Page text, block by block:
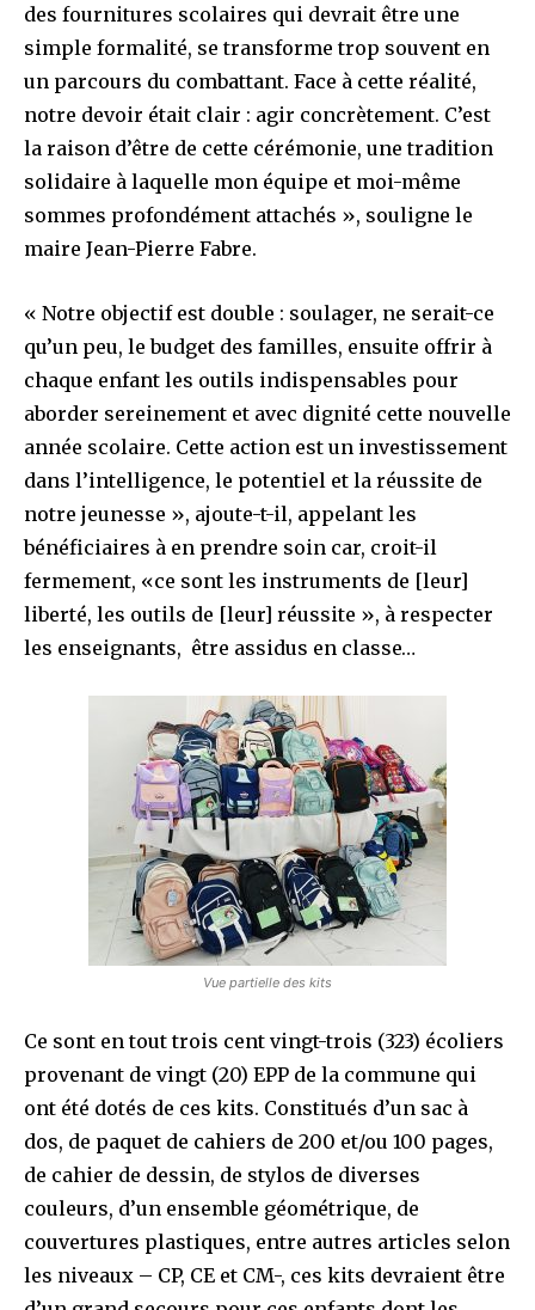
des fournitures scolaires qui devrait être une
simple formalité, se transforme trop souvent en
un parcours du combattant. Face à cette réalité,
notre devoir était clair : agir concrètement. C’est
la raison d’être de cette cérémonie, une tradition
solidaire à laquelle mon équipe et moi-même
sommes profondément attachés », souligne le
maire Jean-Pierre Fabre.
« Notre objectif est double : soulager, ne serait-ce
qu’un peu, le budget des familles, ensuite offrir à
chaque enfant les outils indispensables pour
aborder sereinement et avec dignité cette nouvelle
année scolaire. Cette action est un investissement
dans l’intelligence, le potentiel et la réussite de
notre jeunesse », ajoute-t-il, appelant les
bénéficiaires à en prendre soin car, croit-il
fermement, «ce sont les instruments de [leur]
liberté, les outils de [leur] réussite », à respecter
les enseignants, être assidus en classe…
Vue partielle des kits
Ce sont en tout trois cent vingt-trois (323) écoliers
provenant de vingt (20) EPP de la commune qui
ont été dotés de ces kits. Constitués d’un sac à
dos, de paquet de cahiers de 200 et/ou 100 pages,
de cahier de dessin, de stylos de diverses
couleurs, d’un ensemble géométrique, de
couvertures plastiques, entre autres articles selon
les niveaux – CP, CE et CM-, ces kits devraient être